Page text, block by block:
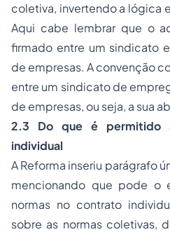
coletiva, invertendo a lógica
Aqui cabe lembrar que o
firmado entre um sindicato
de empresas. A convenção
entre um sindicato de
de empresas, ou seja, a sua
2.3 Do que é permitido
individual
A Reforma inseriu parágrafo
mencionando que pode o
normas no contrato
sobre as normas coletivas,